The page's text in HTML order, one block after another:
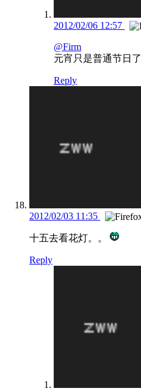
2012/02/06 12:57
@Firm
元宵只是普通节日了
Reply
2012/02/03 11:35
十五去看花灯。。
Reply